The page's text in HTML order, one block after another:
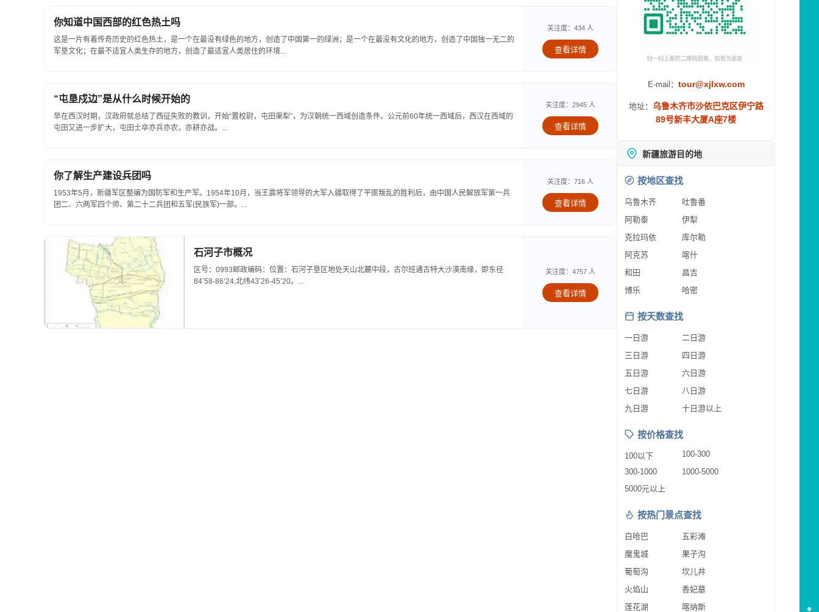
你知道中国西部的红色热土吗
这是一片有着传奇历史的红色热土，是一个在最没有绿色的地方，创造了中国第一的绿洲；是一个在最没有文化的地方，创造了中国独一无二的
军垦文化；在最不适宜人类生存的地方，创造了最适宜人类居住的环境...
关注度：434 人
查看详情
“屯垦戍边”是从什么时候开始的
早在西汉时期，汉政府就总结了西征失败的教训，开始“置校尉，屯田渠犁”，为汉朝统一西域创造条件。公元前60年统一西域后，西汉在西域的
屯田又进一步扩大，屯田士卒亦兵亦农，亦耕亦战。...
关注度：2945 人
查看详情
你了解生产建设兵团吗
1953年5月，新疆军区整编为国防军和生产军。1954年10月，当王震将军领导的大军入疆取得了平匪叛乱的胜利后，由中国人民解放军第一兵
团二、六两军四个师、第二十二兵团和五军(民族军)一部。...
关注度：716 人
查看详情
石河子市概况
区号：0993邮政编码：位置：石河子垦区地处天山北麓中段，古尔班通古特大沙漠南缘，即东径
84’58-86’24,北纬43’26-45’20。...
关注度：4757 人
查看详情
E-mail： tour@xjlxw.com
地址： 乌鲁木齐市沙依巴克区伊宁路
89号新丰大厦A座7楼
新疆旅游目的地
按地区查找
乌鲁木齐
吐鲁番
阿勒泰
伊犁
克拉玛依
库尔勒
阿克苏
喀什
和田
昌吉
博乐
哈密
按天数查找
一日游
二日游
三日游
四日游
五日游
六日游
七日游
八日游
九日游
十日游以上
按价格查找
100以下
100-300
300-1000
1000-5000
5000元以上
按热门景点查找
白哈巴
五彩滩
魔鬼城
果子沟
葡萄沟
坎儿井
火焰山
香妃墓
莲花湖
喀纳斯